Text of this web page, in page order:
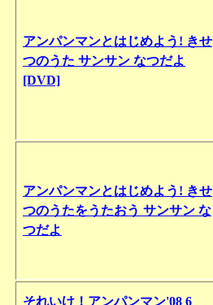
アンパンマンとはじめよう! きせ
つのうた サンサン なつだよ
[DVD]
アンパンマンとはじめよう! きせ
つのうたをうたおう サンサン な
つだよ
それいけ！アンパンマン'08 6